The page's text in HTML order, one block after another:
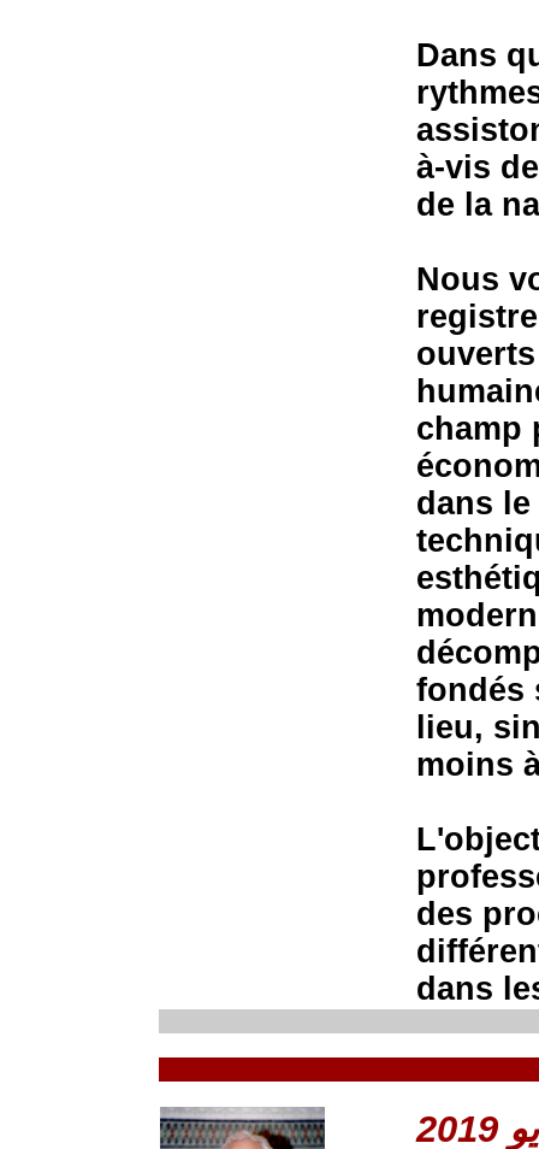
Dans
à-vis
de la
Nous
champ
dans
fondés
lieu,
moins
des
dans